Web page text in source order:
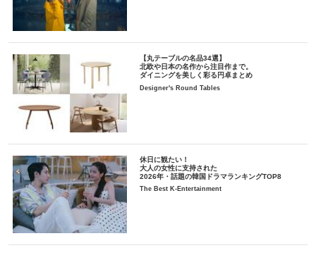
【丸テーブルの名品34選】
北欧や日本の名作から注目作まで。
ダイニングを美しく彩る円卓まとめ
Designer's Round Tables
休日に観たい！
大人の女性に支持された
2026年・話題の韓国ドラマランキングTOP8
The Best K-Entertainment